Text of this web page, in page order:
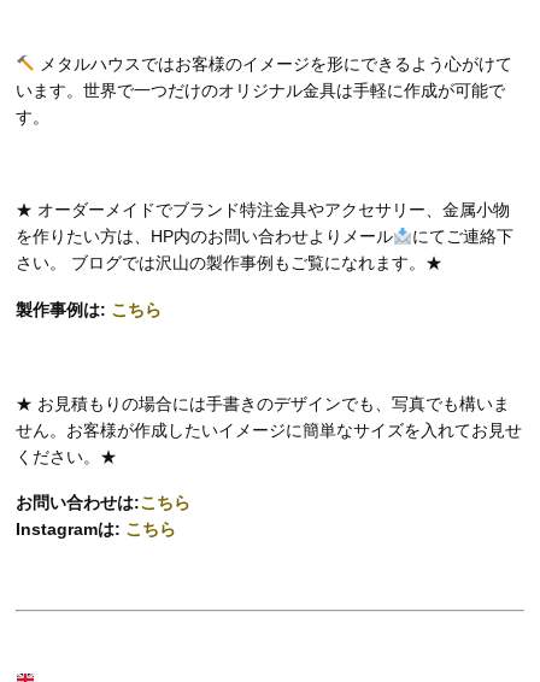
メタルハウスではお客様のイメージを形にできるよう心がけて
います。世界で一つだけのオリジナル金具は手軽に作成が可能で
す。
★ オーダーメイドでブランド特注金具やアクセサリー、金属小物
を作りたい方は、HP内のお問い合わせよりメール
にてご連絡下
さい。 ブログでは沢山の製作事例もご覧になれます。★
製作事例は: こちら
★ お見積もりの場合には手書きのデザインでも、写真でも構いま
せん。お客様が作成したいイメージに簡単なサイズを入れてお見せ
ください。★
お問い合わせは:こちら
Instagramは: こちら